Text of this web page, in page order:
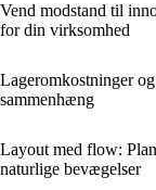
Vend modstand til
for din virksomhed
Lageromkostninger
sammenhæng
Layout med flow:
naturlige bevægelser